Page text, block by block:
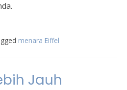
menara Eiffel
Jauh